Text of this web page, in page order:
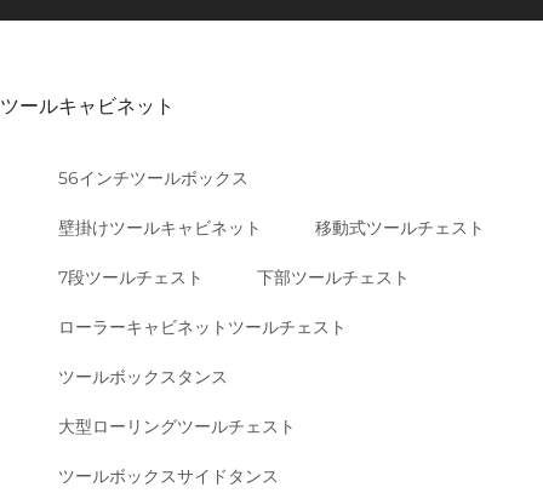
ツールキャビネット
56インチツールボックス
壁掛けツールキャビネット 移動式ツールチェスト
7段ツールチェスト 下部ツールチェスト
ローラーキャビネットツールチェスト
ツールボックスタンス
大型ローリングツールチェスト
ツールボックスサイドタンス